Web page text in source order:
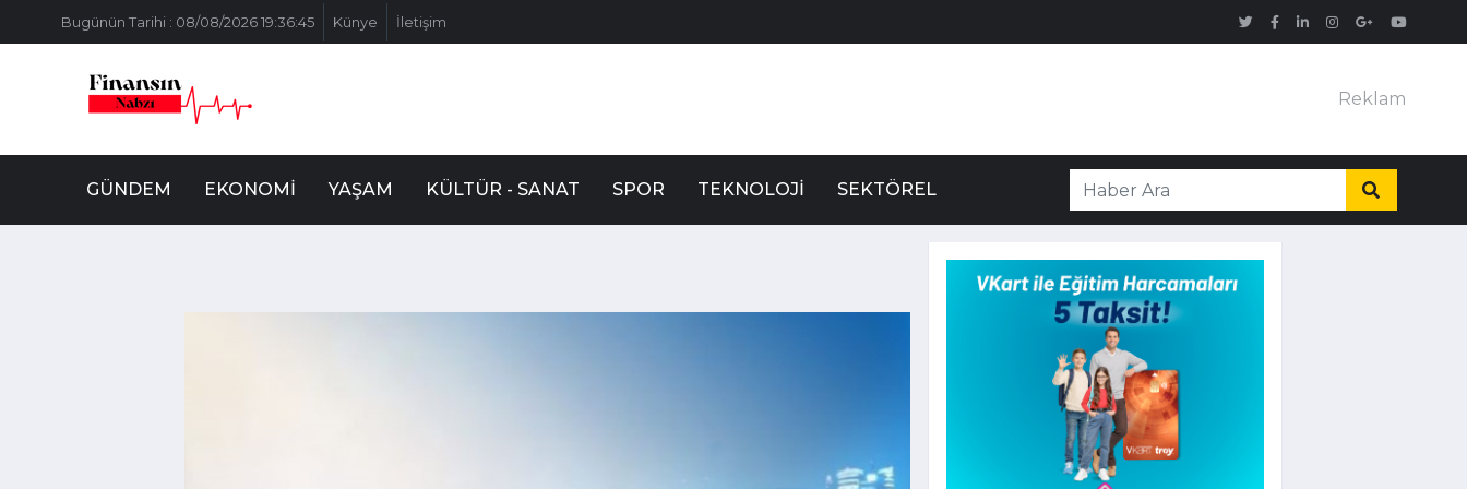
Bugünün Tarihi : 08/08/2026 19:36:45 Künye İletişim
Reklam
GÜNDEM EKONOMI YAŞAM KÜLTÜR - SANAT SPOR TEKNOLOJI SEKTÖREL